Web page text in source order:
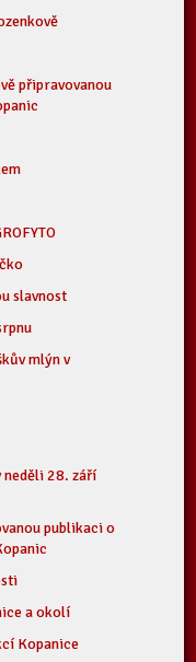
připravovanou
slavnost
mlýn v
neděli 28. září
publikaci o
a okolí
Kopanice